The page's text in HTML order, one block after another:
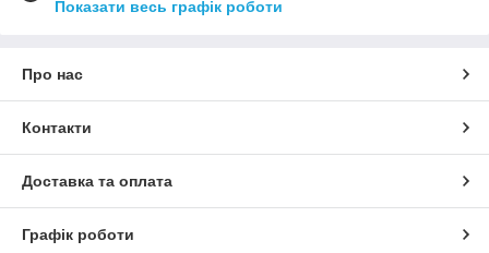
Показати весь графік роботи
Про нас
Контакти
Доставка та оплата
Графік роботи